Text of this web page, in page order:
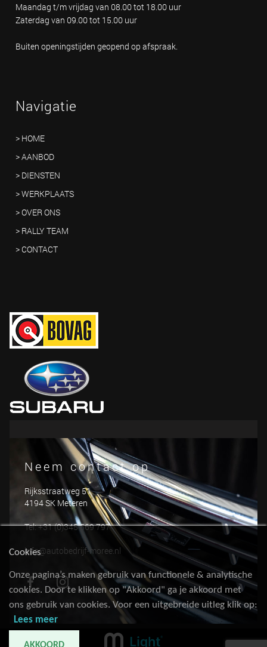
Maandag t/m vrijdag van 08.00 tot 18.00 uur
Zaterdag van 09.00 tot 15.00 uur
Buiten openingstijden geopend op afspraak.
Navigatie
> HOME
> AANBOD
> DIENSTEN
> WERKPLAATS
> OVER ONS
> RALLY TEAM
> CONTACT
Neem contact op
Rijksstraatweg 51
4194 SK Meteren
Tel: +31 (0)345 569 797
info@autobedrijf-moree.nl
Cookies
Onze pagina’s maken gebruik van functionele & analytische
cookies. Door te klikken op "Akkoord" ga je akkoord met
ons gebruik van cookies. Voor een uitgebreide uitleg klik op:
Lees meer